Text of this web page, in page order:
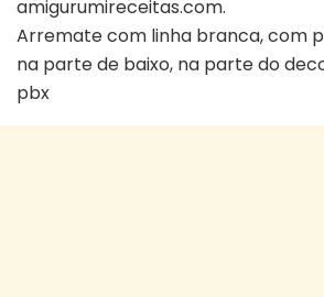
amigurumireceitas.com.
Arremate com linha branca, com
na parte de baixo, na parte do
pbx